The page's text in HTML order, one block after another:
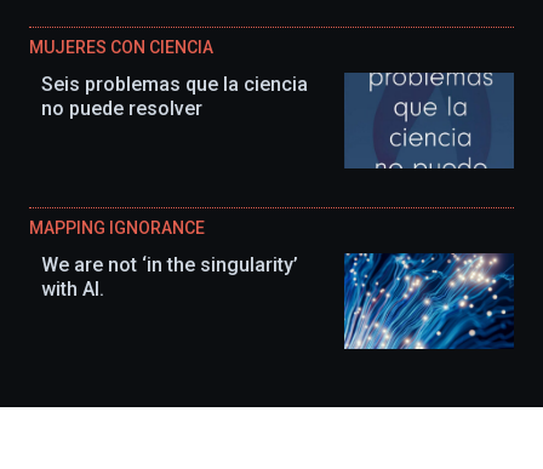
MUJERES CON CIENCIA
Seis problemas que la ciencia
no puede resolver
MAPPING IGNORANCE
We are not ‘in the singularity’
with AI.